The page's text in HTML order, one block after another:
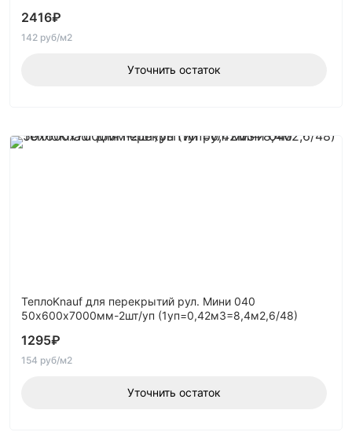
2416₽
142 руб/м2
Уточнить остаток
ТеплоKnauf для перекрытий рул. Мини 040
50х600х7000мм-2шт/уп (1уп=0,42м3=8,4м2,6/48)
1295₽
154 руб/м2
Уточнить остаток